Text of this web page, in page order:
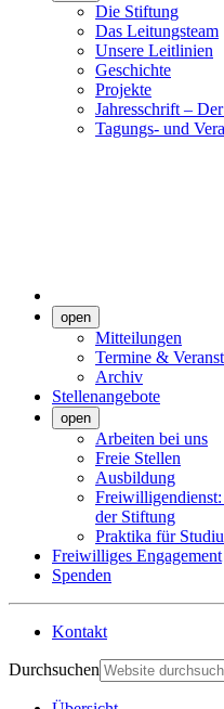
Die Stiftung
Das Leitungsteam
Unsere Leitlinien
Geschichte
Projekte
Jahresschrift –
Tagungs- und
open
Mitteilungen
Termine &
Archiv
Stellenangebote
open
Arbeiten bei uns
Freie Stellen
Ausbildung
der Stiftung
Praktika für
Freiwilliges Engagement
Spenden
Kontakt
Durchsuchen